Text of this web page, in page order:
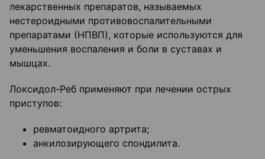
лекарственных препаратов, называемых
нестероидными противовоспалительными
препаратами (НПВП), которые используются для
уменьшения воспаления и боли в суставах и
мышцах.
Локсидол-Реб применяют при лечении острых
приступов:
ревматоидного артрита;
анкилозирующего спондилита.